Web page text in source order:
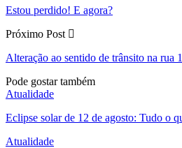
Estou perdido! E agora?
Próximo Post
Alteração ao sentido de trânsito na rua
Pode gostar também
Atualidade
Eclipse solar de 12 de agosto: Tudo o
Atualidade